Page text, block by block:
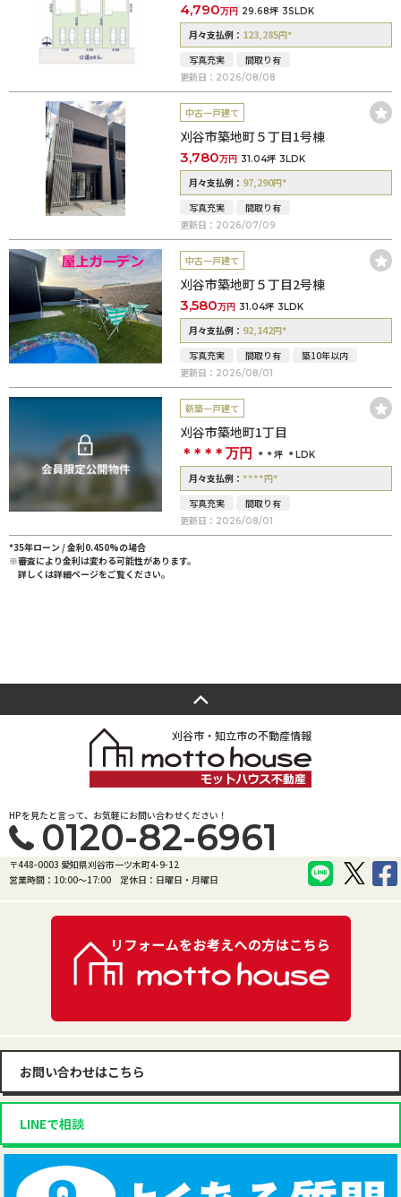
4,790万円 29.68坪 3SLDK
月々支払例： 123,285円*
写真充実
間取り有
更新日： 2026/08/08
中古一戸建て
刈谷市築地町５丁目1号棟
3,780万円 31.04坪 3LDK
月々支払例： 97,290円*
写真充実
間取り有
更新日： 2026/07/09
中古一戸建て
刈谷市築地町５丁目2号棟
3,580万円 31.04坪 3LDK
月々支払例： 92,142円*
写真充実 間取り有
築10年以内
更新日： 2026/08/01
新築一戸建て
刈谷市築地町1丁目
＊＊＊＊ 万円 ＊＊坪 ＊LDK
月々支払例：****円*
写真充実
間取り有
更新日： 2026/08/01
*35年ローン / 金利0.450%の場合
※審査により金利は変わる可能性があります。
詳しくは詳細ページをご覧ください。
刈谷市・知立市の不動産情報
HPを見たと言って、お気軽にお問い合わせください！
0120-82-6961
〒448-0003 愛知県刈谷市一ツ木町4-9-12
営業時間：10:00〜17:00
定休日：日曜日・月曜日
お問い合わせはこちら
LINEで相談